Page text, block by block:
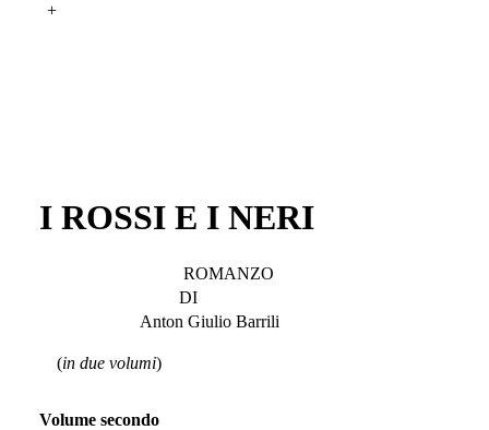
+
I ROSSI E I NERI
ROMANZO
DI
Anton Giulio Barrili
(in due volumi)
Volume secondo